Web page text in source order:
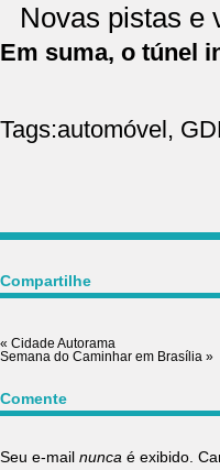
Novas pistas e
Em suma, o túnel
Tags:automóvel,
Compartilhe
« Cidade Autorama
Semana do Caminhar em Brasília »
Comente
Seu e-mail nunca é exibido.